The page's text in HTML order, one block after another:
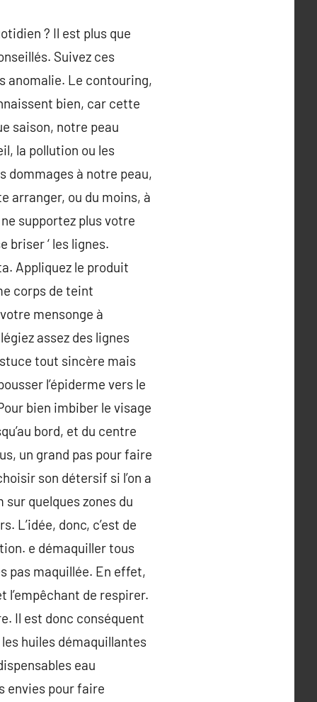
? Il est plus que
Suivez ces
anomalie. Le contouring,
bien, car cette
saison, notre peau
la pollution ou les
dommages à notre peau,
arranger, ou du moins, à
supportez plus votre
briser ‘ les lignes.
Appliquez le produit
corps de teint
mensonge à
assez des lignes
tout sincère mais
l’épiderme vers le
bien imbiber le visage
bord, et du centre
un grand pas pour faire
son détersif si l’on a
quelques zones du
L’idée, donc, c’est de
e démaquiller tous
pas maquillée. En effet,
l’empêchant de respirer.
Il est donc conséquent
huiles démaquillantes
eau
envies pour faire